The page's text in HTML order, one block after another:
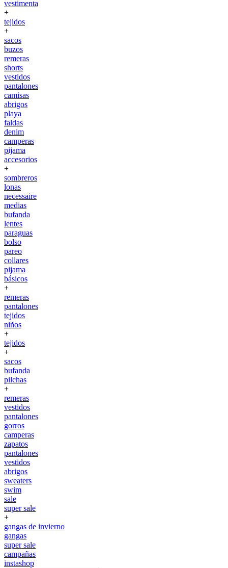
vestimenta
+
tejidos
+
sacos
buzos
remeras
shorts
vestidos
pantalones
camisas
abrigos
playa
faldas
denim
camperas
pijama
accesorios
+
sombreros
lonas
necessaire
medias
bufanda
lentes
paraguas
bolso
pareo
collares
pijama
básicos
+
remeras
pantalones
tejidos
niños
+
tejidos
+
sacos
bufanda
pilchas
+
remeras
vestidos
pantalones
gorros
camperas
zapatos
pantalones
vestidos
abrigos
sweaters
swim
sale
super sale
+
gangas de invierno
gangas
super sale
campañas
instashop